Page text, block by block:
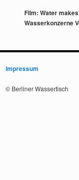
Film: Water
Wasserkonzerne
Impressum
© Berliner Wassertisch